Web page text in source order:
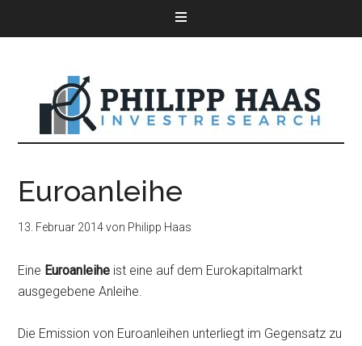
Euroanleihe
13. Februar 2014von Philipp Haas
Eine Euroanleihe ist eine auf dem Eurokapitalmarkt
ausgegebene Anleihe.
Die Emission von Euroanleihen unterliegt im Gegensatz zu